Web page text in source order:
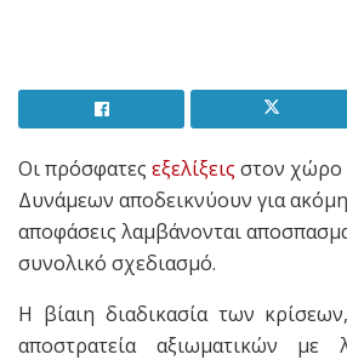
Οι πρόσφατες εξελίξεις στον
Δυνάμεων αποδεικνύουν για
αποφάσεις λαμβάνονται
συνολικό σχεδιασμό.
Η βίαιη διαδικασία των
αποστρατεία αξιωματικών με